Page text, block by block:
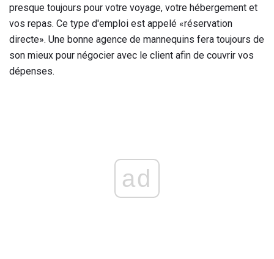
presque toujours pour votre voyage, votre hébergement et
vos repas. Ce type d'emploi est appelé «réservation
directe». Une bonne agence de mannequins fera toujours de
son mieux pour négocier avec le client afin de couvrir vos
dépenses.
ad